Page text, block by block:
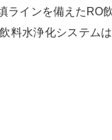
ラインを備えたRO
料水浄化システム